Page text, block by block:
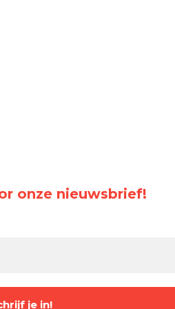
onze nieuwsbrief!